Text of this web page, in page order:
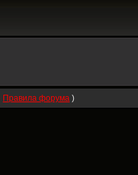
Правила форума )